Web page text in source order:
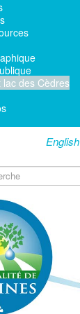
lac des Cèdres
English